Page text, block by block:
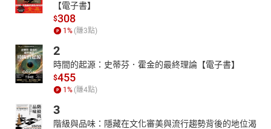
【電子書】
$308
1 % (賺3點)
2
時間的起源：史蒂芬．霍金的最終理論【電子書】
$455
1 % (賺4點)
3
階級與品味：隱藏在文化審美與流行趨勢背後的地位渴